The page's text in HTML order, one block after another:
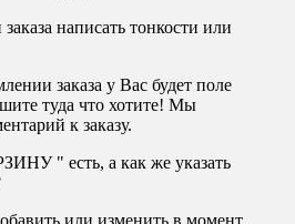
написать тонкости или
заказа у Вас будет поле
туда что хотите! Мы
к заказу.
" есть, а как же указать
или изменить в момент